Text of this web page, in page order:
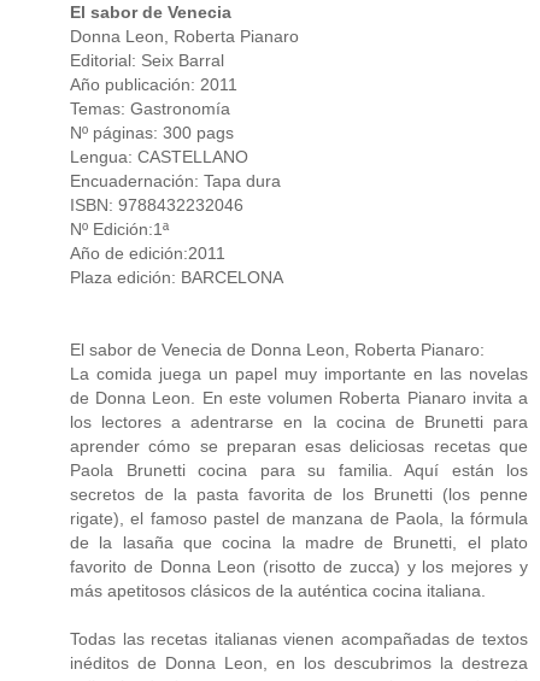
El sabor de Venecia
Donna Leon, Roberta Pianaro
Editorial: Seix Barral
Año publicación: 2011
Temas: Gastronomía
Nº páginas: 300 pags
Lengua: CASTELLANO
Encuadernación: Tapa dura
ISBN: 9788432232046
Nº Edición:1ª
Año de edición:2011
Plaza edición: BARCELONA
El sabor de Venecia de Donna Leon, Roberta Pianaro:
La comida juega un papel muy importante en las novelas
de Donna Leon. En este volumen Roberta Pianaro invita a
los lectores a adentrarse en la cocina de Brunetti para
aprender cómo se preparan esas deliciosas recetas que
Paola Brunetti cocina para su familia. Aquí están los
secretos de la pasta favorita de los Brunetti (los penne
rigate), el famoso pastel de manzana de Paola, la fórmula
de la lasaña que cocina la madre de Brunetti, el plato
favorito de Donna Leon (risotto de zucca) y los mejores y
más apetitosos clásicos de la auténtica cocina italiana.
Todas las recetas italianas vienen acompañadas de textos
inéditos de Donna Leon, en los descubrimos la destreza